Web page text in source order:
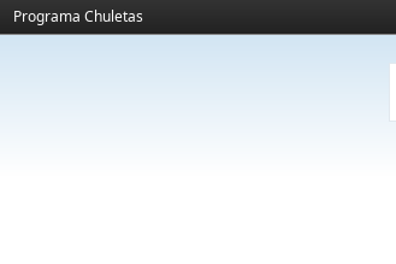
Programa Chuletas